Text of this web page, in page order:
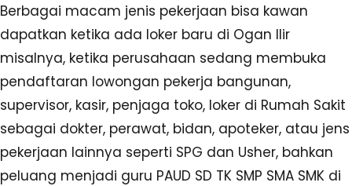
Berbagai macam jenis pekerjaan bisa kawan
dapatkan ketika ada loker baru di Ogan Ilir
misalnya, ketika perusahaan sedang membuka
pendaftaran lowongan pekerja bangunan,
supervisor, kasir, penjaga toko, loker di Rumah Sakit
sebagai dokter, perawat, bidan, apoteker, atau jens
pekerjaan lainnya seperti SPG dan Usher, bahkan
peluang menjadi guru PAUD SD TK SMP SMA SMK di